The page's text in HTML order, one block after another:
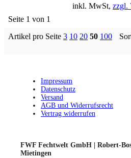
inkl. MwSt, zzgl.
Seite 1 von 1
Artikel pro Seite 3 10 20 50 100
Impressum
Datenschutz
Versand
AGB und Widerrufsrecht
Vertrag widerrufen
FWF Fechtwelt GmbH | Robert-
Mietingen